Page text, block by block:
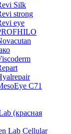
Silk
strong
eye
C71
(красная
Lab Cellular